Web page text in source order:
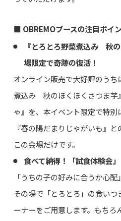
■ OBREMOブースの注目ポイ
『とろとろ野菜煮込み 秋
場限定で奇跡の復活！
オンライン販売で大好評のう
煮込み 秋のほくほくさつま芋
ゃ』を、本イベント限定で特
『春の陽だまりじゃがいも』と
この会場だけです。
食べて納得！「試食体験会」
「うちの子の好みに合うか心
その場で「とろとろ」の食い
ーナーをご用意します。もち